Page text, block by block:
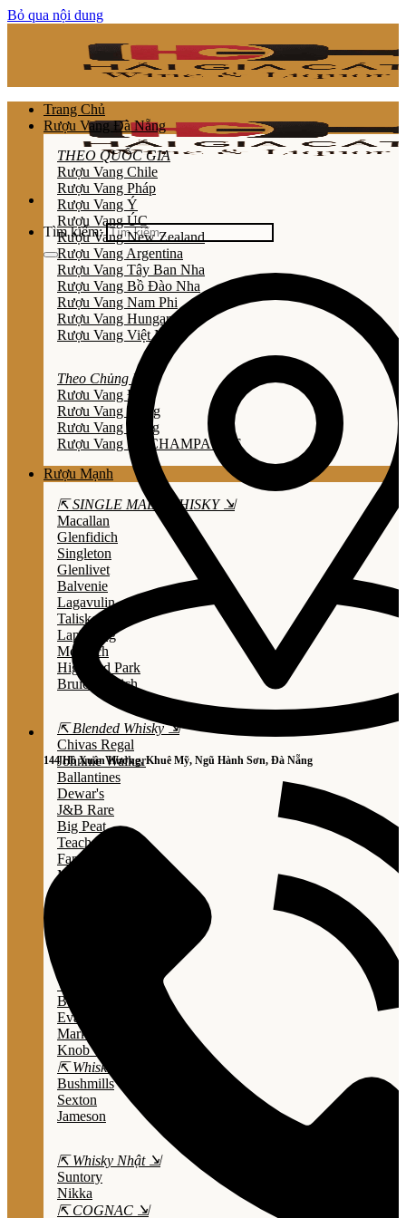
Bỏ qua nội dung
Tìm kiếm:
144 Hồ Xuân Hương, Khuê Mỹ, Ngũ Hành Sơn, Đà Nẵng
Trang Chủ
Rượu Vang Đà Nẵng
THEO QUỐC GIA
Rượu Vang Chile
Rượu Vang Pháp
Rượu Vang Ý
Rượu Vang ÚC
Rượu Vang New Zealand
Rượu Vang Argentina
Rượu Vang Tây Ban Nha
Rượu Vang Bồ Đào Nha
Rượu Vang Nam Phi
Rượu Vang Hungary
Rượu Vang Việt Nam
Theo Chủng Loại
Rươu Vang Đỏ
Rươu Vang Trắng
Rươu Vang Hồng
Rượu Vang Nổ/CHAMPAGNE
Rượu Mạnh
⇱ SINGLE MALT WHISKY ⇲
Macallan
Glenfidich
Singleton
Glenlivet
Balvenie
Lagavulin
Talisker
Laphroaig
Mortlach
Highland Park
Bruichladdich
⇱ Blended Whisky ⇲
Chivas Regal
Johnnie Walker
Ballantines
Dewar's
J&B Rare
Big Peat
Teacher's
Famous Grouse
Monkey Shouder
Wild Turkey
Bulleit Bourbon
Evan Williams
Marker's Mark
Knob Creek
⇱ Whiskey Ailen ⇲
Bushmills
Sexton
Jameson
⇱ Whisky Nhật ⇲
Suntory
Nikka
⇱ COGNAC ⇲